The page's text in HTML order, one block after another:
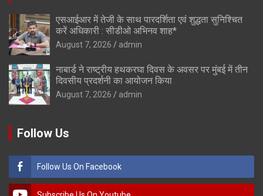
एसआईआर में तेजी के साथ पारदर्शिता एवं शुद्धता सुनिश्चित
करें अधिकारी : सीडीओ अभिनव शाह*
August 7, 2026 admin
नाबार्ड ने राष्ट्रीय हथकरघा दिवस के अवसर पर मुंबई में तीन
दिवसीय प्रदर्शनी का आयोजन किया
August 7, 2026 admin
Follow Us
Follow Us On Facebook